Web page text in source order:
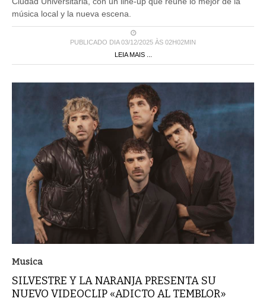
música local y la nueva escena.
PUBLICADO DIA 03/12/2025 ÀS 02H02MIN
LEIA MAIS ...
Musica
SILVESTRE Y LA NARANJA PRESENTA SU
NUEVO VIDEOCLIP «ADICTO AL TEMBLOR»